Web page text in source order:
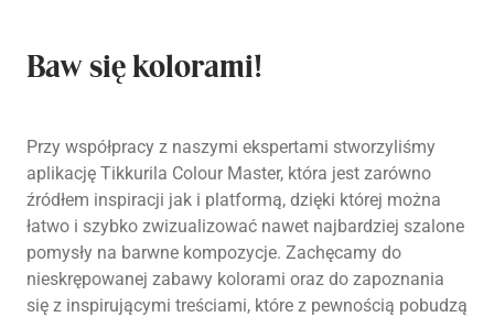
Baw się kolorami!
Przy współpracy z naszymi ekspertami stworzyliśmy
aplikację Tikkurila Colour Master, która jest zarówno
źródłem inspiracji jak i platformą, dzięki której można
łatwo i szybko zwizualizować nawet najbardziej szalone
pomysły na barwne kompozycje. Zachęcamy do
nieskrępowanej zabawy kolorami oraz do zapoznania
się z inspirującymi treściami, które z pewnością pobudzą